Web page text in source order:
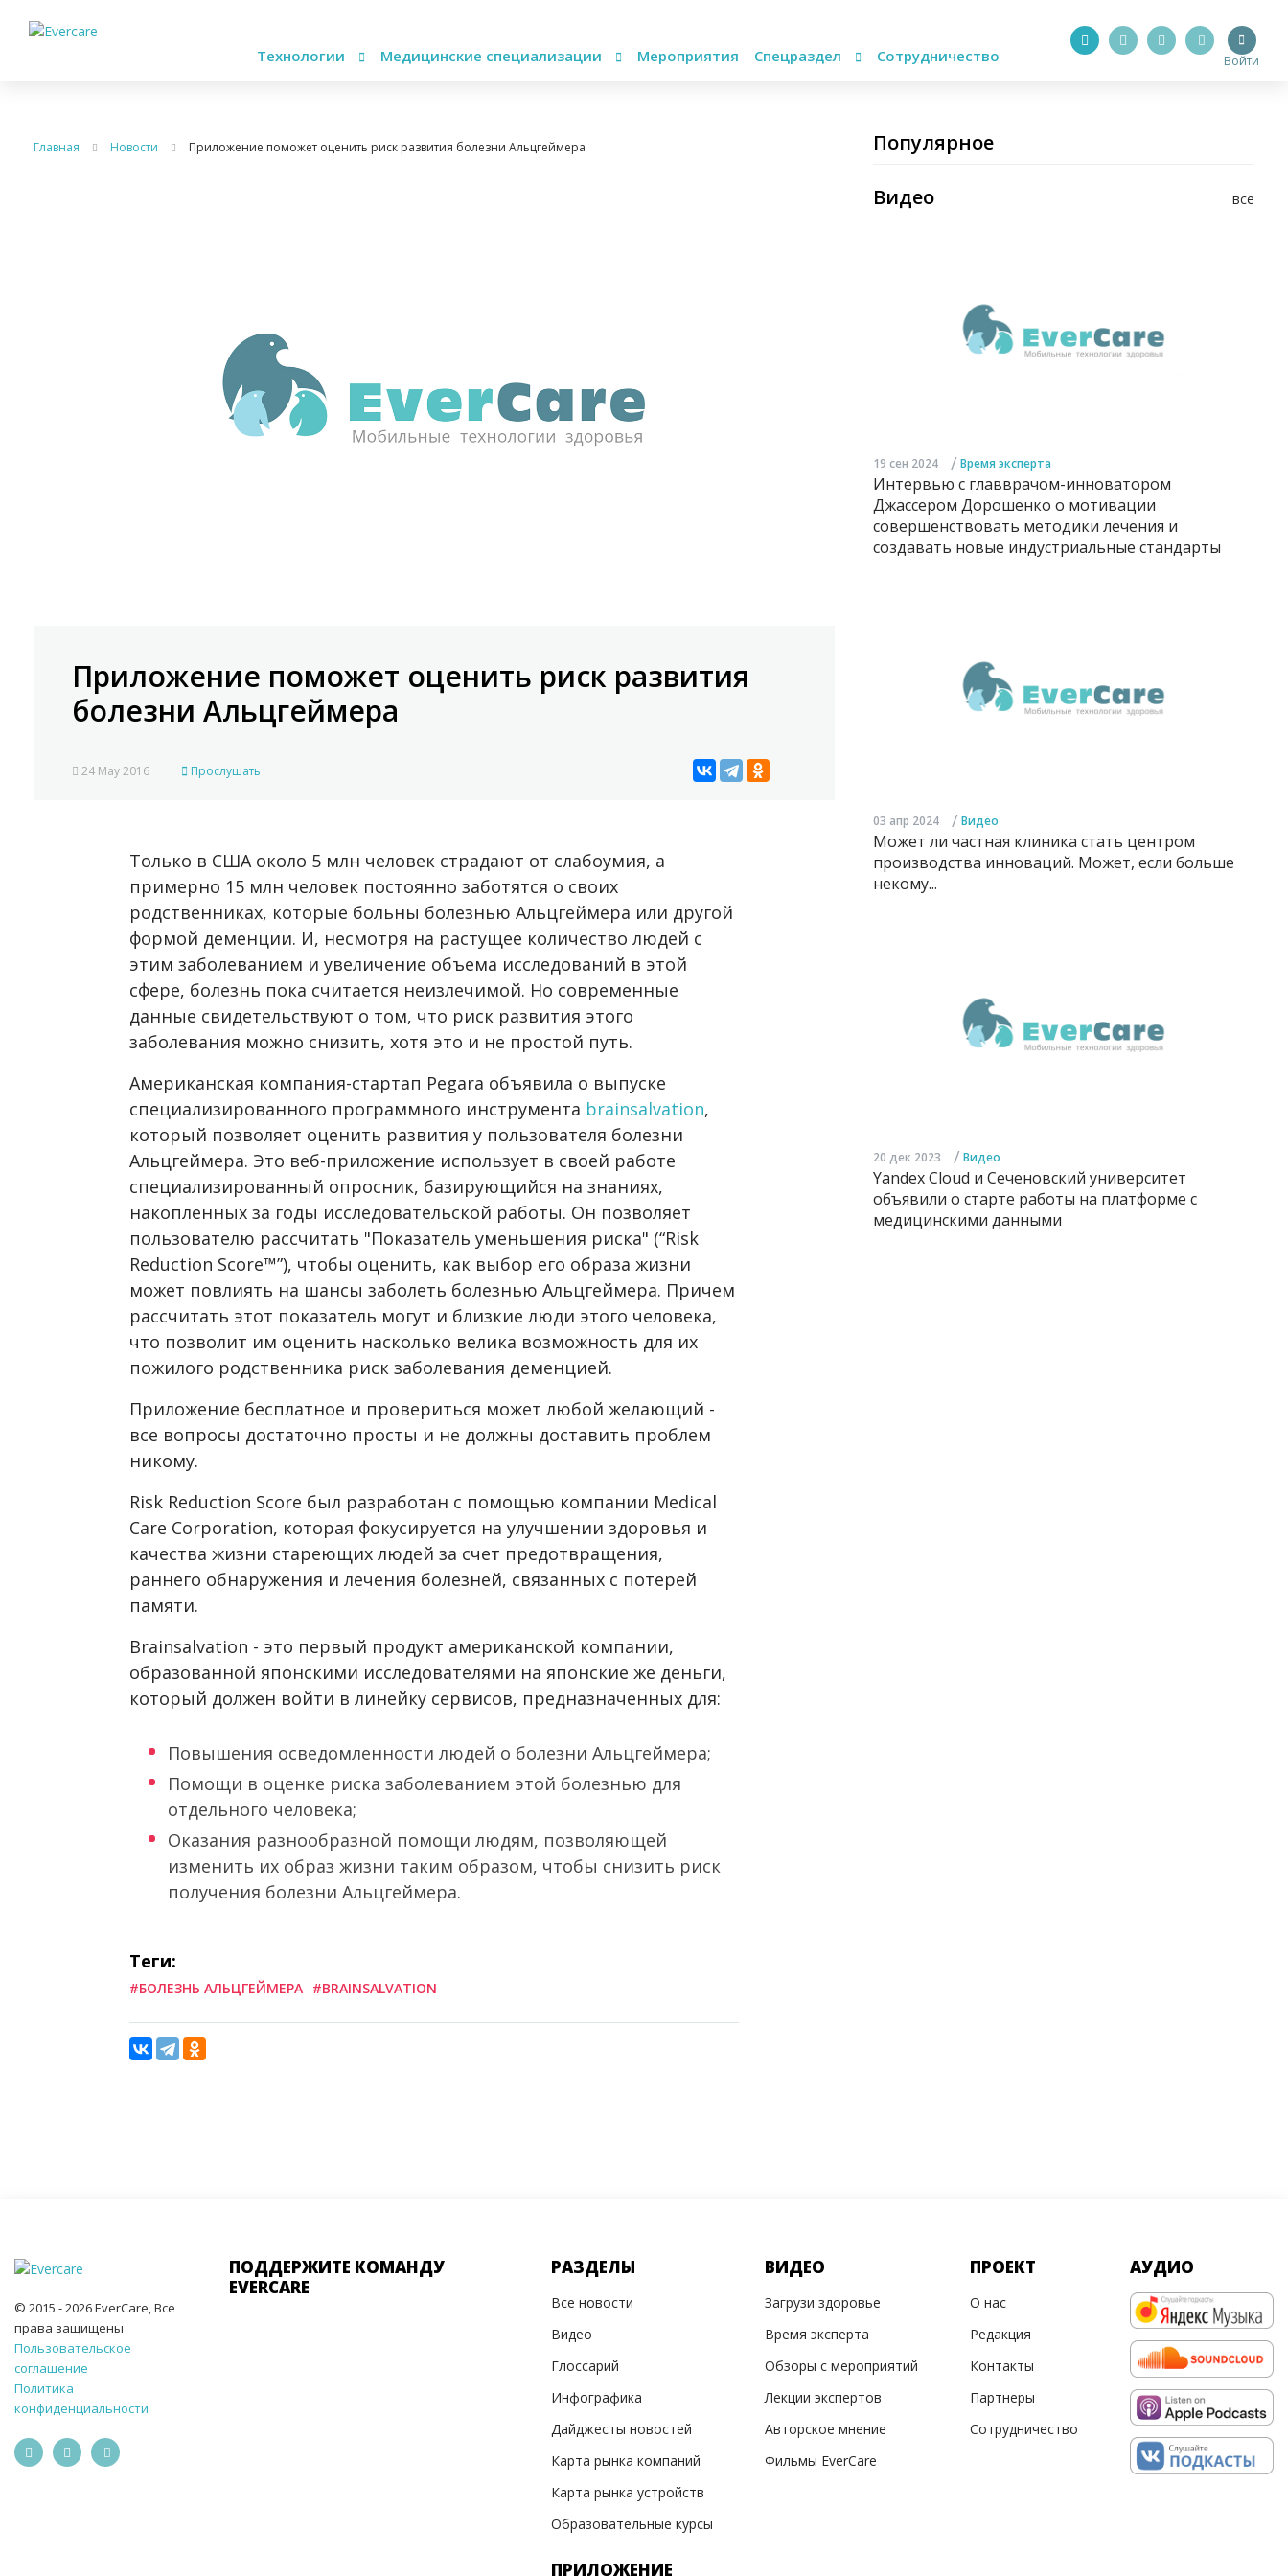
Технологии Медицинские специализации Мероприятия Спецраздел Сотрудничество Войти
Главная Новости Приложение поможет оценить риск развития болезни Альцгеймера
Приложение поможет оценить риск развития
болезни Альцгеймера
24 May 2016 Прослушать
Только в США около 5 млн человек страдают от слабоумия, а
примерно 15 млн человек постоянно заботятся о своих
родственниках, которые больны болезнью Альцгеймера или другой
формой деменции. И, несмотря на растущее количество людей с
этим заболеванием и увеличение объема исследований в этой
сфере, болезнь пока считается неизлечимой. Но современные
данные свидетельствуют о том, что риск развития этого
заболевания можно снизить, хотя это и не простой путь.
Американская компания-стартап Pegara объявила о выпуске
специализированного программного инструмента brainsalvation,
который позволяет оценить развития у пользователя болезни
Альцгеймера. Это веб-приложение использует в своей работе
специализированный опросник, базирующийся на знаниях,
накопленных за годы исследовательской работы. Он позволяет
пользователю рассчитать "Показатель уменьшения риска" (“Risk
Reduction Score™”), чтобы оценить, как выбор его образа жизни
может повлиять на шансы заболеть болезнью Альцгеймера. Причем
рассчитать этот показатель могут и близкие люди этого человека,
что позволит им оценить насколько велика возможность для их
пожилого родственника риск заболевания деменцией.
Приложение бесплатное и провериться может любой желающий -
все вопросы достаточно просты и не должны доставить проблем
никому.
Risk Reduction Score был разработан с помощью компании Medical
Care Corporation, которая фокусируется на улучшении здоровья и
качества жизни стареющих людей за счет предотвращения,
раннего обнаружения и лечения болезней, связанных с потерей
памяти.
Brainsalvation - это первый продукт американской компании,
образованной японскими исследователями на японские же деньги,
который должен войти в линейку сервисов, предназначенных для:
Повышения осведомленности людей о болезни Альцгеймера;
Помощи в оценке риска заболеванием этой болезнью для
отдельного человека;
Оказания разнообразной помощи людям, позволяющей
изменить их образ жизни таким образом, чтобы снизить риск
получения болезни Альцгеймера.
Теги:
#БОЛЕЗНЬ АЛЬЦГЕЙМЕРА #BRAINSALVATION
Популярное
все
Видео
19 сен 2024 / Время эксперта
Интервью с главврачом-инноватором
Джассером Дорошенко о мотивации
совершенствовать методики лечения и
создавать новые индустриальные стандарты
03 апр 2024 / Видео
Может ли частная клиника стать центром
производства инноваций. Может, если больше
некому...
20 дек 2023 / Видео
Yandex Cloud и Сеченовский университет
объявили о старте работы на платформе с
медицинскими данными
© 2015 - 2026 EverCare, Все
права защищены
Пользовательское
соглашение
Политика
конфиденциальности
ПОДДЕРЖИТЕ КОМАНДУ
EVERCARE
РАЗДЕЛЫ
Все новости
Видео
Глоссарий
Инфографика
Дайджесты новостей
Карта рынка компаний
Карта рынка устройств
Образовательные курсы
ПРИЛОЖЕНИЕ
ВИДЕО
Загрузи здоровье
Время эксперта
Обзоры с мероприятий
Лекции экспертов
Авторское мнение
Фильмы EverCare
ПРОЕКТ
О нас
Редакция
Контакты
Партнеры
Сотрудничество
АУДИО